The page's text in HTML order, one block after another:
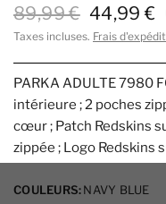
89,99 € 44,99 €
Taxes incluses. Frais
PARKA ADULTE 7980
intérieure ; 2 poches
cœur ; Patch Redskins
zippée ; Logo Redskins
COULEURS:NAVY BLUE